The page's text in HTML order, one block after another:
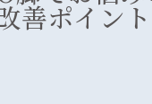
善ポイント